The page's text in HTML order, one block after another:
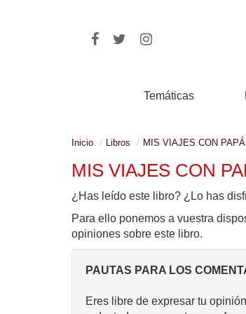
Temáticas
Inicio Libros MIS VIAJES CON PAPÁ
MIS VIAJES CON
¿Has leído este libro? ¿Lo has
Para ello ponemos a vuestra
opiniones sobre este libro.
PAUTAS PARA LOS
Eres libre de expresar tu